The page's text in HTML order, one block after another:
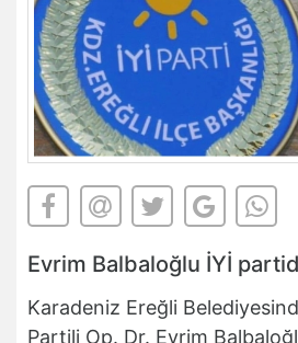
Evrim Balbaloğlu İYİ
Karadeniz Ereğli
Partili Op. Dr. Evrim